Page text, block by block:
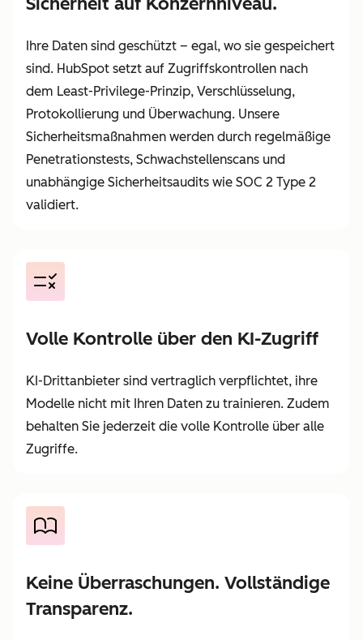
Ihre Daten sind geschützt – egal, wo sie gespeichert
sind. HubSpot setzt auf Zugriffskontrollen nach
dem Least-Privilege-Prinzip, Verschlüsselung,
Protokollierung und Überwachung. Unsere
Sicherheitsmaßnahmen werden durch regelmäßige
Penetrationstests, Schwachstellenscans und
unabhängige Sicherheitsaudits wie SOC 2 Type 2
validiert.
Volle Kontrolle über den KI-Zugriff
KI-Drittanbieter sind vertraglich verpflichtet, ihre
Modelle nicht mit Ihren Daten zu trainieren. Zudem
behalten Sie jederzeit die volle Kontrolle über alle
Zugriffe.
Keine Überraschungen. Vollständige
Transparenz.